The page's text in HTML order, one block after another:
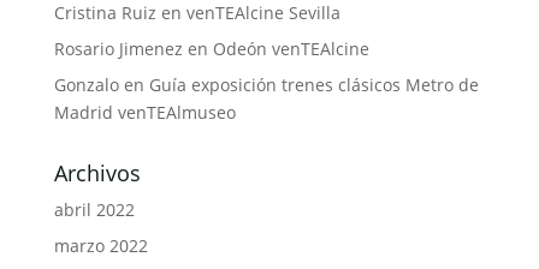
Cristina Ruiz en venTEAlcine Sevilla
Rosario Jimenez en Odeón venTEAlcine
Gonzaloen Guía exposición trenes clásicos Metro de
Madrid venTEAlmuseo
Archivos
abril 2022
marzo 2022